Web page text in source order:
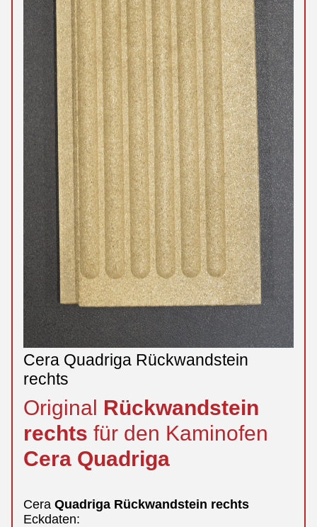
Cera Quadriga Rückwandstein
rechts
Original Rückwandstein
rechts für den Kaminofen
Cera Quadriga
Cera Quadriga Rückwandstein rechts
Eckdaten: